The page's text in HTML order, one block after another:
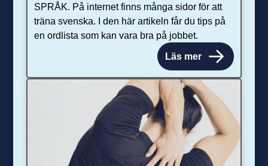
SPRÅK. På internet finns många sidor för att
träna svenska. I den här artikeln får du tips på
en ordlista som kan vara bra på jobbet.
Läs mer